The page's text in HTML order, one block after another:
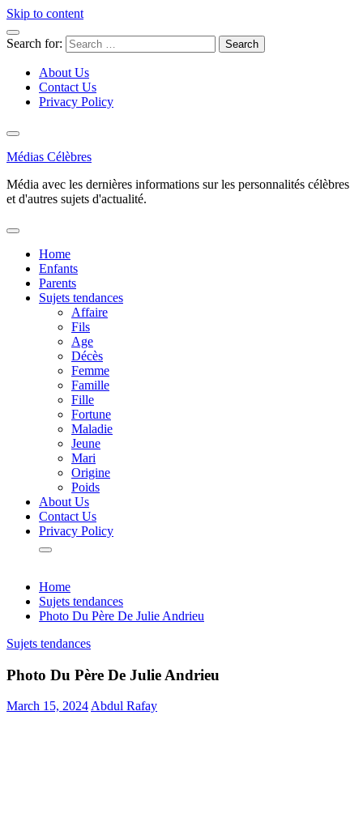
Skip to content
Search for:
About Us
Contact Us
Privacy Policy
Médias Célèbres
Média avec les dernières informations sur les personnalités célèbres
et d'autres sujets d'actualité.
Home
Enfants
Parents
Sujets tendances
Affaire
Fils
Age
Décès
Femme
Famille
Fille
Fortune
Maladie
Jeune
Mari
Origine
Poids
About Us
Contact Us
Privacy Policy
Home
Sujets tendances
Photo Du Père De Julie Andrieu
Sujets tendances
Photo Du Père De Julie Andrieu
March 15, 2024Abdul Rafay